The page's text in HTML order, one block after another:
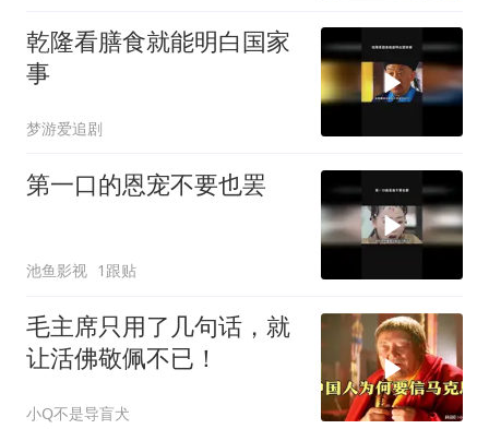
乾隆看膳食就能明白国家
事
梦游爱追剧
第一口的恩宠不要也罢
池鱼影视 1跟贴
毛主席只用了几句话，就
让活佛敬佩不已！
小Q不是导盲犬